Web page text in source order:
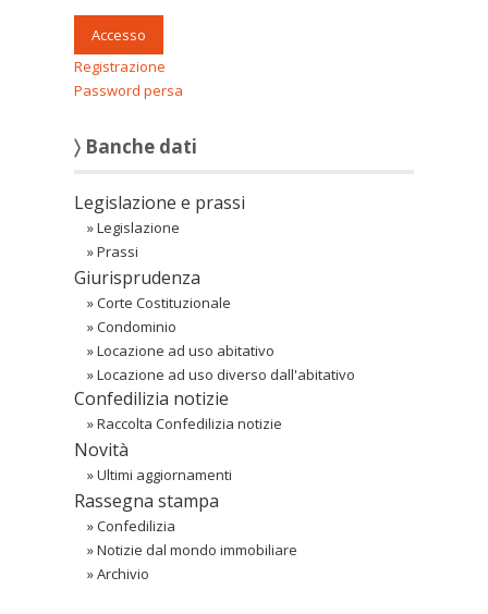
Accesso
Registrazione
Password persa
〉 Banche dati
Legislazione e prassi
»Legislazione
»Prassi
Giurisprudenza
»Corte Costituzionale
»Condominio
»Locazione ad uso abitativo
»Locazione ad uso diverso dall'abitativo
Confedilizia notizie
»Raccolta Confedilizia notizie
Novità
»Ultimi aggiornamenti
Rassegna stampa
»Confedilizia
»Notizie dal mondo immobiliare
»Archivio